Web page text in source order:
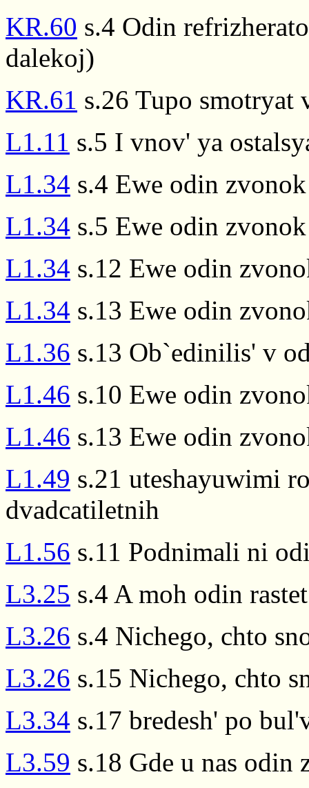
KR.60 s.4 Odin
dalekoj)
KR.61 s.26 Tupo smotryat
L1.11 s.5 I vnov' ya
L1.34 s.4 Ewe odin
L1.34 s.5 Ewe odin
L1.34 s.12 Ewe odin
L1.34 s.13 Ewe odin
L1.36 s.13 Ob`edinilis' v
L1.46 s.10 Ewe odin
L1.46 s.13 Ewe odin
L1.49 s.21 uteshayuwimi
dvadcatiletnih
L1.56 s.11 Podnimali ni
L3.25 s.4 A moh odin rastet
L3.26 s.4 Nichego, chto
L3.26 s.15 Nichego, chto
L3.34 s.17 bredesh' po
L3.59 s.18 Gde u nas odin